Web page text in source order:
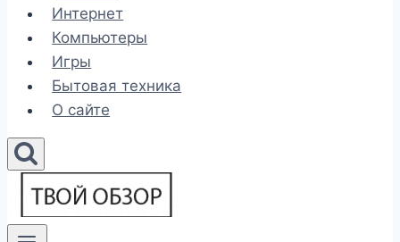
Интернет
Компьютеры
Игры
Бытовая техника
О сайте